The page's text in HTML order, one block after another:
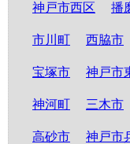
神戸市西区 播
市川町 西脇市
宝塚市 神戸市
神河町 三木市
高砂市 神戸市